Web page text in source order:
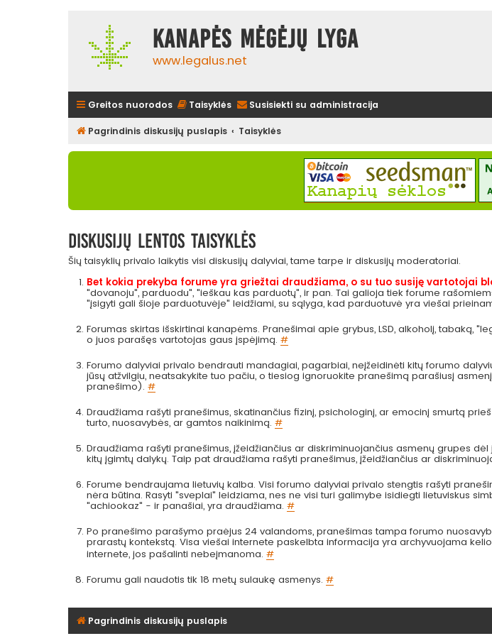
Kanapės mėgėjų lyga
www.legalus.net
Greitos nuorodos Taisyklės Susisiekti su administracija
Pagrindinis diskusijų puslapis Taisyklės
Diskusijų lentos taisyklės
Šių taisyklių privalo laikytis visi diskusijų dalyviai, tame tarpe ir diskusijų moderatoriai.
Bet kokia prekyba forume yra griežtai draudžiama, o su tuo susiję vartotojai
"dovanoju", parduodu", "ieškau kas parduotų", ir pan. Tai galioja tiek forume
"įsigyti gali šioje parduotuvėje" leidžiami, su sąlyga, kad parduotuvė yra viešai
Forumas skirtas išskirtinai kanapėms. Pranešimai apie grybus, LSD, alkoholį, tabaką,
o juos parašęs vartotojas gaus įspėjimą.#
Forumo dalyviai privalo bendrauti mandagiai, pagarbiai, neįžeidinėti kitų forumo
jūsų atžvilgiu, neatsakykite tuo pačiu, o tiesiog ignoruokite pranešimą parašiusį
pranešimo).#
Draudžiama rašyti pranešimus, skatinančius fizinį, psichologinį, ar emocinį smurtą
turto, nuosavybės, ar gamtos naikinimą.#
Draudžiama rašyti pranešimus, įžeidžiančius ar diskriminuojančius asmenų grupes
kitų įgimtų dalykų. Taip pat draudžiama rašyti pranešimus, įžeidžiančius ar
Forume bendraujama lietuvių kalba. Visi forumo dalyviai privalo stengtis rašyti
nėra būtina. Rasyti "sveplai" leidziama, nes ne visi turi galimybe isidiegti lietuviskus
"achiookaz" - ir panašiai, yra draudžiama.#
Po pranešimo parašymo praėjus 24 valandoms, pranešimas tampa forumo
prarastų kontekstą. Visa viešai internete paskelbta informacija yra archyvuojama
internete, jos pašalinti nebeįmanoma.#
Forumu gali naudotis tik 18 metų sulaukę asmenys.#
Pagrindinis diskusijų puslapis